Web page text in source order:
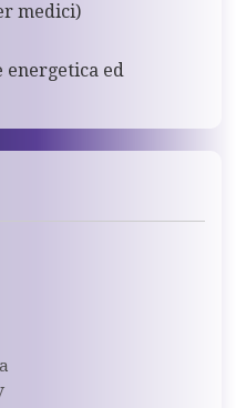
medici)
energetica ed